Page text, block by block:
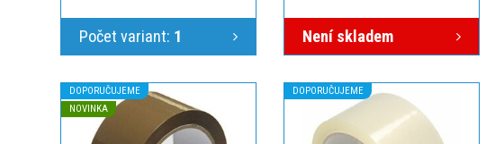
Počet variant: 1 Není skladem
DOPORUČUJEME
NOVINKA
DOPORUČUJEME